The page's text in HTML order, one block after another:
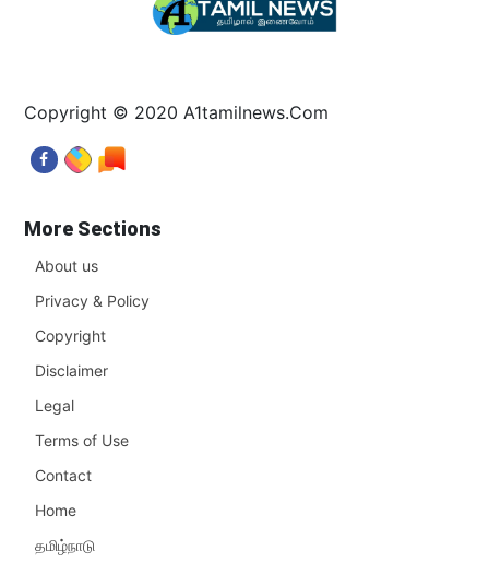
Copyright © 2020 A1tamilnews.Com
More Sections
About us
Privacy & Policy
Copyright
Disclaimer
Legal
Terms of Use
Contact
Home
தமிழ்நாடு